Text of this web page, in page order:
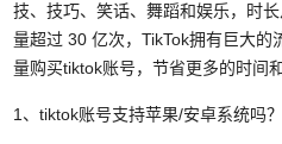
技、技巧、笑话、舞蹈和娱乐，时
量超过 30 亿次，TikTok拥有巨大的
量购买tiktok账号，节省更多的时间和
1、tiktok账号支持苹果/安卓系统吗？